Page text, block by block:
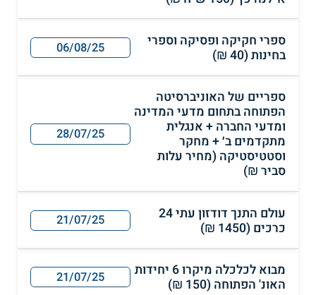
ספרי חקיקה ופסיקה וספרי
בחינות (40 ₪)
06/08/25
ספריים של האוניברסיטה
הפתוחה בתחום מדעי המדינה
ומדעי החברה + אנגלית
מתקדמים ב׳ + מחקר
וסטטיסטיקה (מחיר עלות
סביר ₪)
28/07/25
עולם התנך דודזון עתי 24
כרכים (1450 ₪)
21/07/25
מבוא לכלכלה מיקרו 6 יחידות
האונ' הפתוחה (150 ₪)
21/07/25